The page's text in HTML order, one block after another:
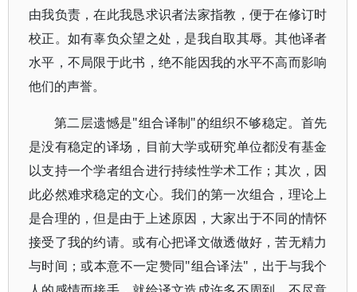
由我负责，在此我恳求识者法家指教，便于在修订时
校正。如有辜负众望之处，是我自取其辱。其他译者
水平，不局限于此书，绝不能因我的水平不高而影响
他们的声誉。
第二层遗憾是"组合译制"的组织不够稳定。首先
是没有稳定的译场，目前大学或研究单位都没有基金
以支持一个学者组合进行持续性学术工作；其次，因
此必然难求稳定的文心。我们的第一次组合，理论上
是合理的，但是由于上述原因，大家出于不同的情怀
接受了我的约请。或有心把译文做透做好，苦无精力
与时间；或本意不一定赞同"组合译法"，出于与我个